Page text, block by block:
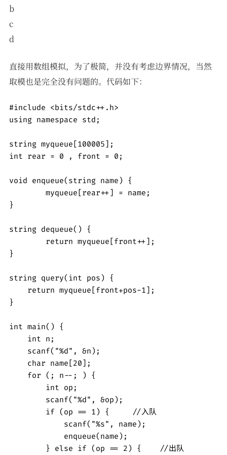
b
c
d
直接用数组模拟，为了极简，并没有考虑边界情况，当然
取模也是完全没有问题的。代码如下：
#include <bits/stdc++.h>
using namespace std;
string myqueue[100005];
int rear = 0 , front = 0;
void enqueue(string name) {
}
string dequeue() {
}
string query(int pos) {
    return myqueue[front+pos-1];
}
int main() {
    int n;
    scanf("%d", &n);
    char name[20];
    for (; n--; ) {
        int op;
        scanf("%d", &op);
        if (op == 1) {     //入队
            scanf("%s", name);
            enqueue(name);
        } else if (op == 2) {    //出队